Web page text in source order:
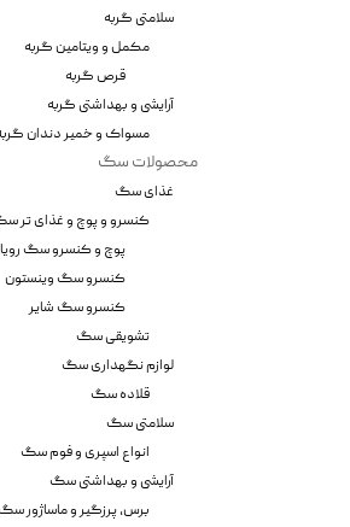
سلامتی گربه
مکمل و ویتامین گربه
قرص گربه
آرایشی و بهداشتی گربه
مسواک و خمیر دندان
محصولات سگ
غذای سگ
کنسرو و پوچ و غذای تر
پوچ و کنسرو سگ
کنسرو سگ وینستون
کنسرو سگ شایر
تشویقی سگ
لوازم نگهداری سگ
قلاده سگ
سلامتی سگ
انواع اسپری و فوم سگ
آرایشی و بهداشتی سگ
برس، پرزگیر و ماساژور